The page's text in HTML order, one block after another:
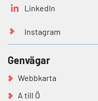
LinkedIn
Instagram
Genvägar
Webbkarta
A till Ö